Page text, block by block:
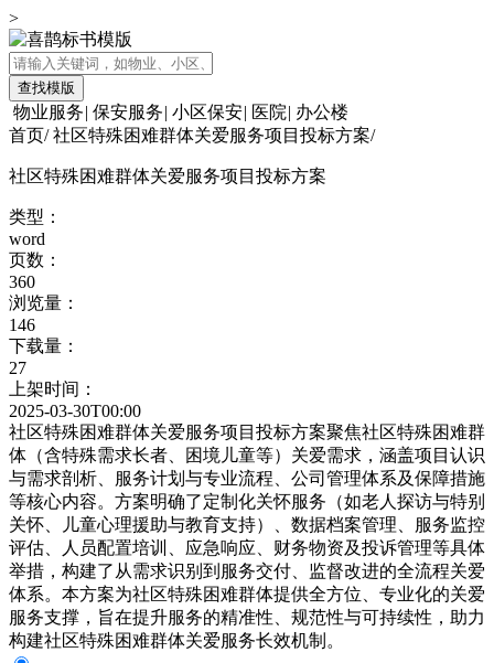
>
查找模版
物业服务| 保安服务| 小区保安| 医院| 办公楼
首页/ 社区特殊困难群体关爱服务项目投标方案/
社区特殊困难群体关爱服务项目投标方案
类型：
word
页数：
360
浏览量：
146
下载量：
27
上架时间：
2025-03-30T00:00
社区特殊困难群体关爱服务项目投标方案聚焦社区特殊困难群
体（含特殊需求长者、困境儿童等）关爱需求，涵盖项目认识
与需求剖析、服务计划与专业流程、公司管理体系及保障措施
等核心内容。方案明确了定制化关怀服务（如老人探访与特别
关怀、儿童心理援助与教育支持）、数据档案管理、服务监控
评估、人员配置培训、应急响应、财务物资及投诉管理等具体
举措，构建了从需求识别到服务交付、监督改进的全流程关爱
体系。本方案为社区特殊困难群体提供全方位、专业化的关爱
服务支撑，旨在提升服务的精准性、规范性与可持续性，助力
构建社区特殊困难群体关爱服务长效机制。